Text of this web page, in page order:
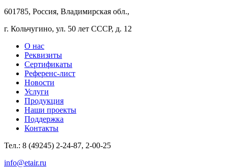
601785, Россия, Владимирская обл.,
г. Кольчугино, ул. 50 лет СССР, д. 12
О нас
Реквизиты
Сертификаты
Референс-лист
Новости
Услуги
Продукция
Наши проекты
Поддержка
Контакты
Тел.: 8 (49245) 2-24-87, 2-00-25
info@etair.ru